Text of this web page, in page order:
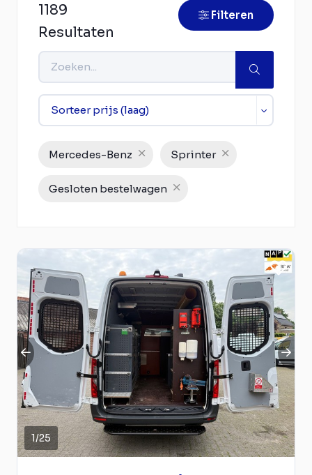
1189
Resultaten
Filteren
Mercedes-Benz Sprinter
Gesloten bestelwagen
1/25